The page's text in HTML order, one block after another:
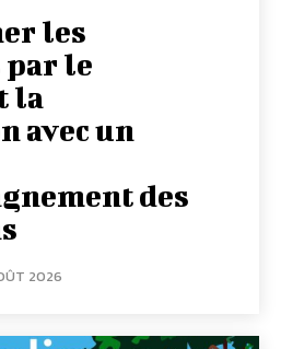
les
le
la
avec un
des
2026